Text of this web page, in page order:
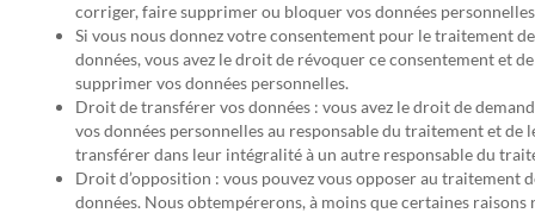
corriger, faire supprimer ou bloquer vos données
Si vous nous donnez votre consentement pour le traitement
données, vous avez le droit de révoquer ce consentement et
supprimer vos données personnelles.
Droit de transférer vos données : vous avez le droit de
vos données personnelles au responsable du traitement et de
transférer dans leur intégralité à un autre responsable du
Droit d’opposition : vous pouvez vous opposer au traitement
données. Nous obtempérerons, à moins que certaines raisons